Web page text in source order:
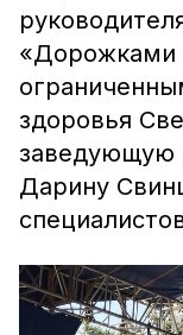
«Дорожками
здоровья
Дарину